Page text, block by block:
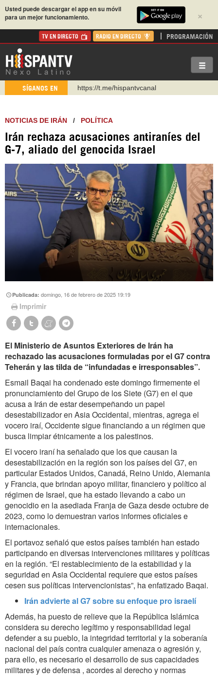
×
Usted puede descargar el app en su móvil
para un mejor funcionamiento.
TV EN DIRECTO RADIO EN DIRECTO PROGRAMACIÓN
SÍGANOS EN
https://t.me/hispantvcanal
https://www.facebook.com/Nexolatino.Canal
https://www.youtube.com/@nexo_latino
http://twitter.com/nexo_latino
NOTICIAS DE IRÁN / POLÍTICA
Irán rechaza acusaciones antiraníes del
G-7, aliado del genocida Israel
Publicada:domingo, 16 de febrero de 2025 19:19
Imprimir
El Ministerio de Asuntos Exteriores de Irán ha
rechazado las acusaciones formuladas por el G7 contra
Teherán y las tilda de “infundadas e irresponsables”.
Esmail Baqai ha condenado este domingo firmemente el
pronunciamiento del Grupo de los Siete (G7) en el que
acusa a Irán de estar desempeñando un papel
desestabilizador en Asia Occidental, mientras, agrega el
vocero iraí, Occidente sigue financiando a un régimen que
busca limpiar étnicamente a los palestinos.
El vocero iraní ha señalado que los que causan la
desestabilización en la región son los países del G7, en
particular Estados Unidos, Canadá, Reino Unido, Alemania
y Francia, que brindan apoyo militar, financiero y político al
régimen de Israel, que ha estado llevando a cabo un
genocidio en la asediada Franja de Gaza desde octubre de
2023, como lo demuestran varios informes oficiales e
internacionales.
El portavoz señaló que estos países también han estado
participando en diversas intervenciones militares y políticas
en la región. “El restablecimiento de la estabilidad y la
seguridad en Asia Occidental requiere que estos países
cesen sus políticas intervencionistas”, ha enfatizado Baqai.
Irán advierte al G7 sobre su enfoque pro israelí
Además, ha puesto de relieve que la República Islámica
considera su derecho legítimo y responsabilidad legal
defender a su pueblo, la integridad territorial y la soberanía
nacional del país contra cualquier amenaza o agresión y,
para ello, es necesario el desarrollo de sus capacidades
militares y de defensa , acordes al derecho y normas